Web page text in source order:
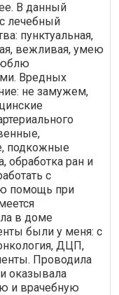
В данный
лечебный
пунктуальная,
вежливая, умею
Вредных
не замужем,
подкожные
обработка ран и
с
помощь при
в доме
были у меня: с
ДЦП,
Проводила
оказывала
и врачебную